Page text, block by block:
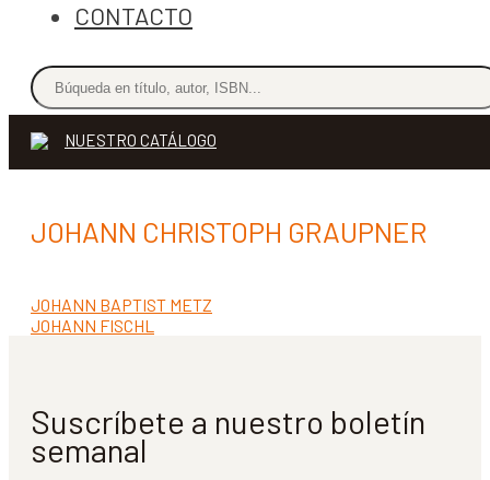
CONTACTO
NUESTRO CATÁLOGO
JOHANN CHRISTOPH GRAUPNER
Navegación
de
Anterior:
JOHANN BAPTIST METZ
Siguiente:
JOHANN FISCHL
Suscríbete a nuestro boletín
semanal